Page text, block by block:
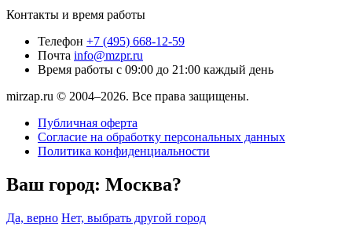
Контакты и время работы
Телефон +7 (495) 668-12-59
Почта info@mzpr.ru
Время работы с 09:00 до 21:00 каждый день
mirzap.ru © 2004–2026. Все права защищены.
Публичная оферта
Согласие на обработку персональных данных
Политика конфиденциальности
Ваш город: Москва?
Да, верно Нет, выбрать другой город